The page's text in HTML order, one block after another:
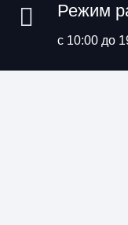
Режим
с 10:00 до